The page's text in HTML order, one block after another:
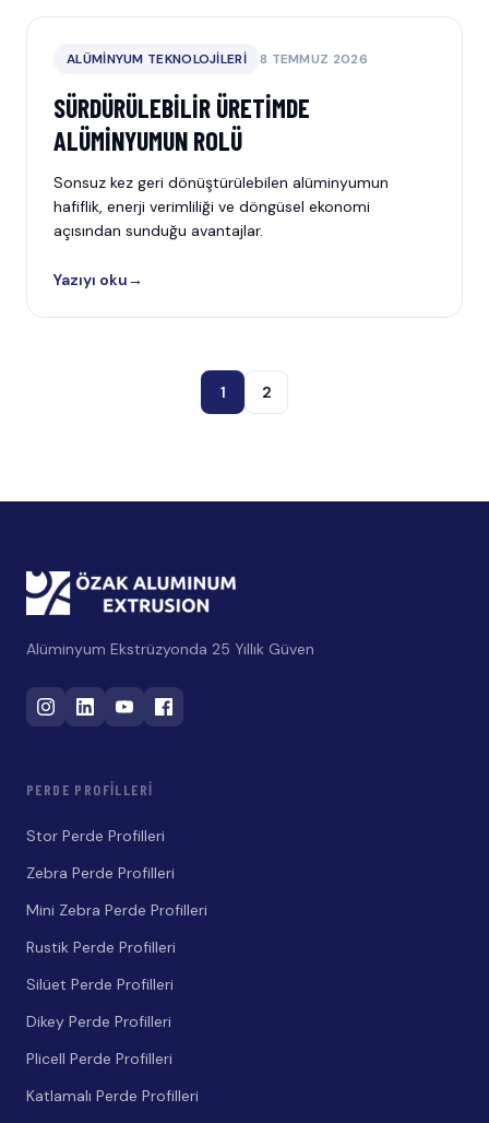
ALÜMINYUM TEKNOLOJILERI 8 TEMMUZ 2026
SÜRDÜRÜLEBILIR ÜRETIMDE
ALÜMINYUMUN ROLÜ
Sonsuz kez geri dönüştürülebilen alüminyumun
hafiflik, enerji verimliliği ve döngüsel ekonomi
açısından sunduğu avantajlar.
Yazıyı oku→
1 2
Alüminyum Ekstrüzyonda 25 Yıllık Güven
PERDE PROFILLERI
Stor Perde Profilleri
Zebra Perde Profilleri
Mini Zebra Perde Profilleri
Rustik Perde Profilleri
Silüet Perde Profilleri
Dikey Perde Profilleri
Plicell Perde Profilleri
Katlamalı Perde Profilleri